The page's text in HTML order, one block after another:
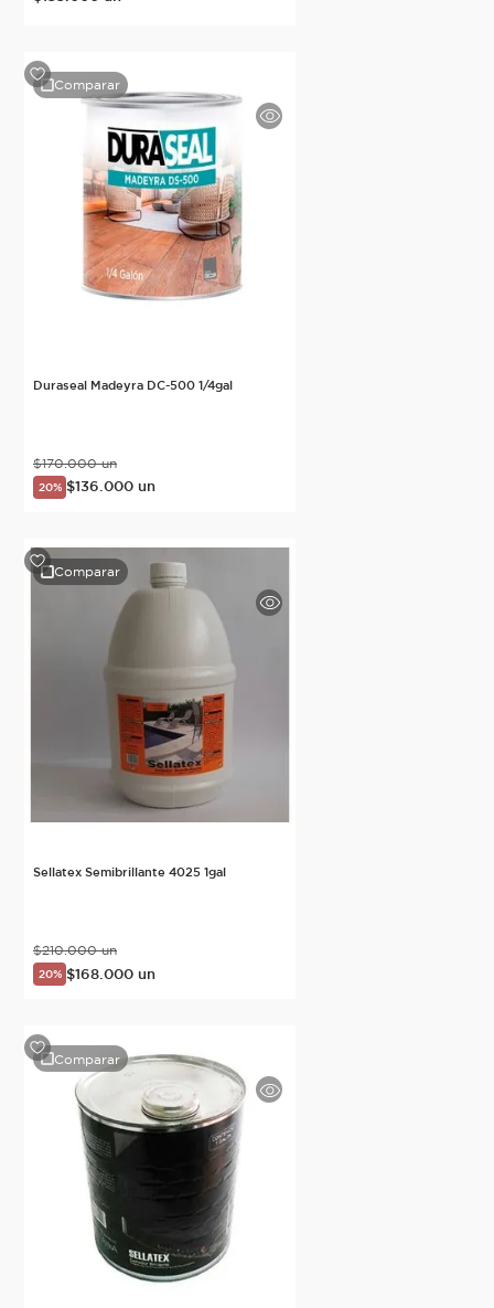
Comparar
Duraseal Madeyra DC-500 1/4gal
$170.000 un
20% $136.000 un
Comparar
Sellatex Semibrillante 4025 1gal
$210.000 un
20% $168 000 un
Comparar